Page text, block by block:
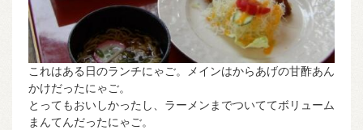
これはある日のランチにゃご。メインはからあげの甘酢あん
かけだったにゃご。
とってもおいしかったし、ラーメンまでついててボリューム
まんてんだったにゃご。